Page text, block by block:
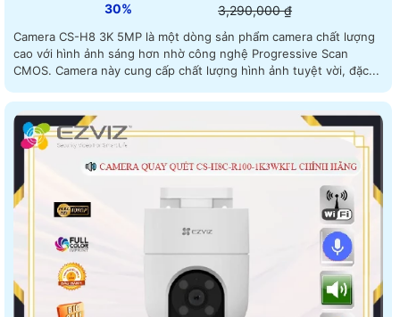
30% 3,290,000 ₫
Camera CS-H8 3K 5MP là một dòng sản phẩm camera chất lượng
cao với hình ảnh sáng hơn nhờ công nghệ Progressive Scan
CMOS. Camera này cung cấp chất lượng hình ảnh tuyệt vời, đặc...